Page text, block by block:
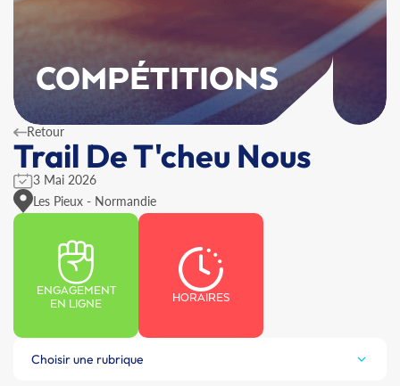
COMPÉTITIONS
Retour
Trail De T'cheu Nous
3 Mai 2026
Les Pieux - Normandie
ENGAGEMENT
EN LIGNE
HORAIRES
Choisir une rubrique